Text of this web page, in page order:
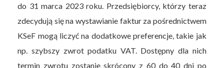
do 31 marca 2023 roku. Przedsiębiorcy, którzy teraz
zdecydują się na wystawianie faktur za pośrednictwem
KSeF mogą liczyć na dodatkowe preferencje, takie jak
np. szybszy zwrot podatku VAT. Dostępny dla nich
termin zwrotu zostanie skrócony z 60 do 40 dni po